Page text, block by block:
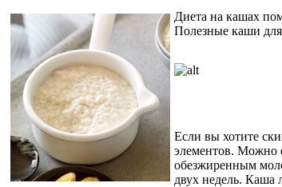
Диета на кашах
Полезные каши
Если вы хотите
элементов. Можно
обезжиренным
двух недель. Каша